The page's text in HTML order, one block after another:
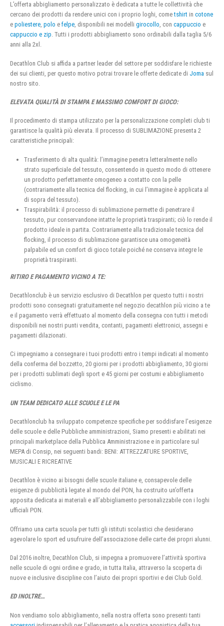
L’offerta abbigliamento personalizzato è dedicata a tutte le collettività che
cercano dei prodotti da rendere unici con i proprio loghi, cometshirt in cotone
e poliestere, polo e felpe, disponibili nei modelli girocollo, con cappuccio e
cappuccio e zip. Tutti i prodotti abbigliamento sono ordinabili dalla taglia 5/6
anni alla 2xl.
Decathlon Club si affida a partner leader del settore per soddisfare le richieste
dei sui clienti, per questo motivo potrai trovare le offerte dedicate di Joma sul
nostro sito.
ELEVATA QUALITÀ DI STAMPA E MASSIMO COMFORT DI GIOCO:
Il procedimento di stampa utilizzato per la personalizzazione completi club ti
garantisce la qualità più elevata. Il processo di SUBLIMAZIONE presenta 2
caratteristiche principali:
Trasferimento di alta qualità: l’immagine penetra letteralmente nello
strato superficiale del tessuto, consentendo in questo modo di ottenere
un prodotto perfettamente omogeneo a contatto con la pelle
(contrariamente alla tecnica del flocking, in cui l’immagine è applicata al
di sopra del tessuto).
Traspirabilità: il processo di sublimazione permette di penetrare il
tessuto, pur conservandone intatte le proprietà traspiranti; ciò lo rende il
prodotto ideale in partita. Contrariamente alla tradizionale tecnica del
flocking, il processo di sublimazione garantisce una omogeneità
palpabile ed un comfort di gioco totale poiché ne conserva integre le
proprietà traspiranti.
RITIRO E PAGAMENTO VICINO A TE:
Decathlonclub è un servizio esclusivo di Decathlon per questo tutti i nostri
prodotti sono consegnati gratuitamente nel negozio decathlon più vicino a te
e il pagamento verrà effettuato al momento della consegna con tutti i metodi
disponibili nei nostri punti vendita, contanti, pagamenti elettronici, assegni e
pagamenti dilazionati.
Ci impegniamo a consegnare i tuoi prodotti entro i tempi indicati al momento
della conferma del bozzetto, 20 giorni per i prodotti abbigliamento, 30 giorni
per i prodotti sublimati degli sport e 45 giorni per costumi e abbigliamento
ciclismo.
UN TEAM DEDICATO ALLE SCUOLE E LE PA
Decathlonclub ha sviluppato competenze specifiche per soddisfare l’esigenze
delle scuole e delle Pubbliche amministrazioni, Siamo presenti e abilitati nei
principali marketplace della Pubblica Amministrazione e in particolare sul
MEPA di Consip, nei seguenti bandi: BENI: ATTREZZATURE SPORTIVE,
MUSICALI E RICREATIVE
Decathlon è vicino ai bisogni delle scuole italiane e, consapevole delle
esigenze di pubblicità legate al mondo del PON, ha costruito un’offerta
apposita dedicata ai materiali e all’abbigliamento personalizzabile con i loghi
ufficiali PON.
Offriamo una carta scuola per tutti gli istituti scolastici che desiderano
agevolare lo sport ed usufruire dell’associazione delle carte dei propri alunni.
Dal 2016 inoltre, Decathlon Club, si impegna a promuovere l’attività sportiva
nelle scuole di ogni ordine e grado, in tutta Italia, attraverso la scoperta di
nuove e inclusive discipline con l’aiuto dei propri sportivi e dei Club Gold.
ED INOLTRE…
Non vendiamo solo abbigliamento, nella nostra offerta sono presenti tanti